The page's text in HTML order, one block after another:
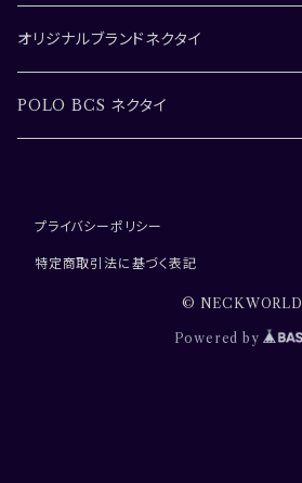
オリジナルブランドネクタイ
N j special ネクタイ
N j Gender-free cravat
アップサイクル SDGsネクタイ
POLO BCS ネクタイ
POLO BCS.REGULAR ネクタイ
プライバシーポリシー
特定商取引法に基づく表記
© NECKWORLD
Powered by